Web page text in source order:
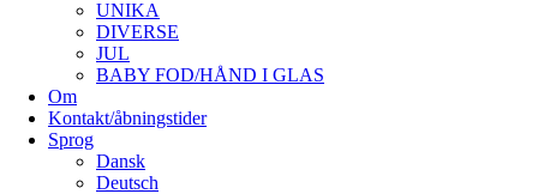
UNIKA
DIVERSE
JUL
BABY FOD/HÅND I GLAS
Om
Kontakt/åbningstider
Sprog
Dansk
Deutsch